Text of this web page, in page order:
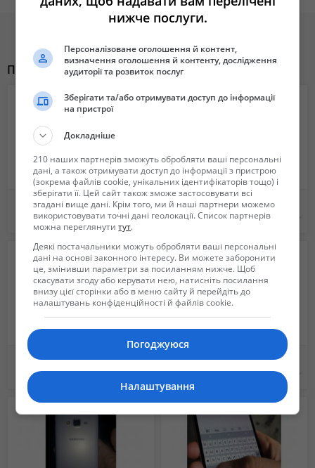
відписувати.
такий самий!
Похожие объявления
Именные чехлы
199 грн. 3 800 грн.
iPhone чохли
40 грн. 600 грн.
нижче послуги.
Персоналізоване оголошення й контент,
визначення оголошення й контенту, дослідження
аудиторії та розвиток послуг
Зберігати та/або отримувати доступ до інформації
на пристрої
Докладніше
210 наших партнерів зможуть обробляти ваші персональні
дані, а також отримувати доступ до інформації з пристрою
(зокрема файлів cookie, унікальних ідентифікаторів тощо) і
зберігати її. Цей сайт також зможе застосовувати всі
згадані вище дані. Крім того, ми й наші партнери можемо
використовувати точні дані геолокації. Список партнерів
можна переглянутитут.
Деякі постачальники можуть обробляти ваші персональні
дані на основі законного інтересу. Ви можете заборонити
це, змінивши параметри за посиланням нижче. Щоб
скасувати згоду або керувати нею, натисніть посилання
внизу цієї сторінки або в меню сайту й перейдіть до
налаштувань конфіденційності й файлів cookie.
Погоджуюся
Налаштування